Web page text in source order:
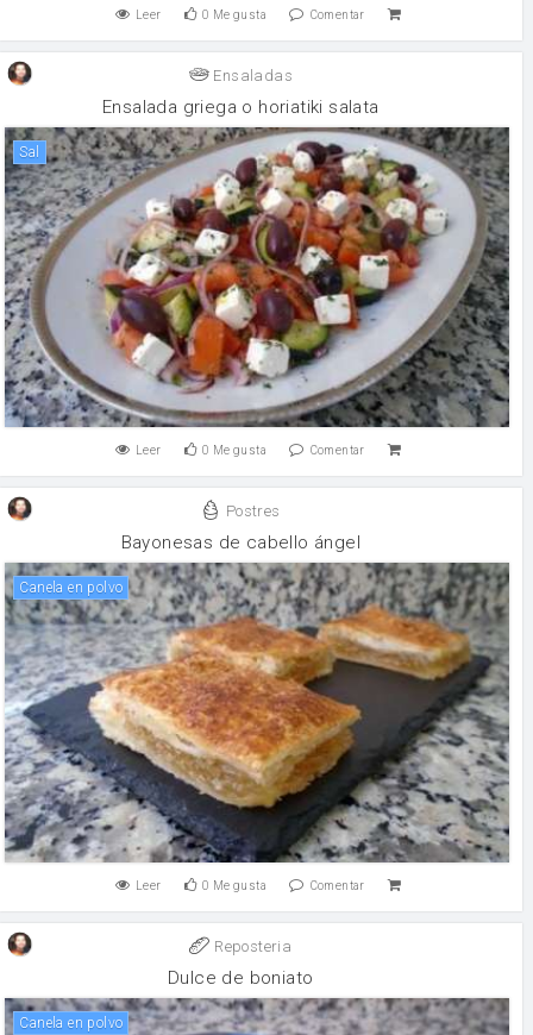
Leer 0 Me gusta Comentar
Ensaladas
Ensalada griega o horiatiki salata
sal
Leer 0 Me gusta Comentar
Postres
Bayonesas de cabello ángel
canela en polvo
Leer 0 Me gusta Comentar
Reposteria
Dulce de boniato
canela en polvo